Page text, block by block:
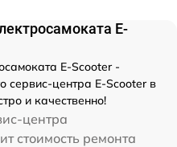
E-
E-Scooter -
сервис-центра E-Scooter в
и качественно!
центра
стоимость ремонта